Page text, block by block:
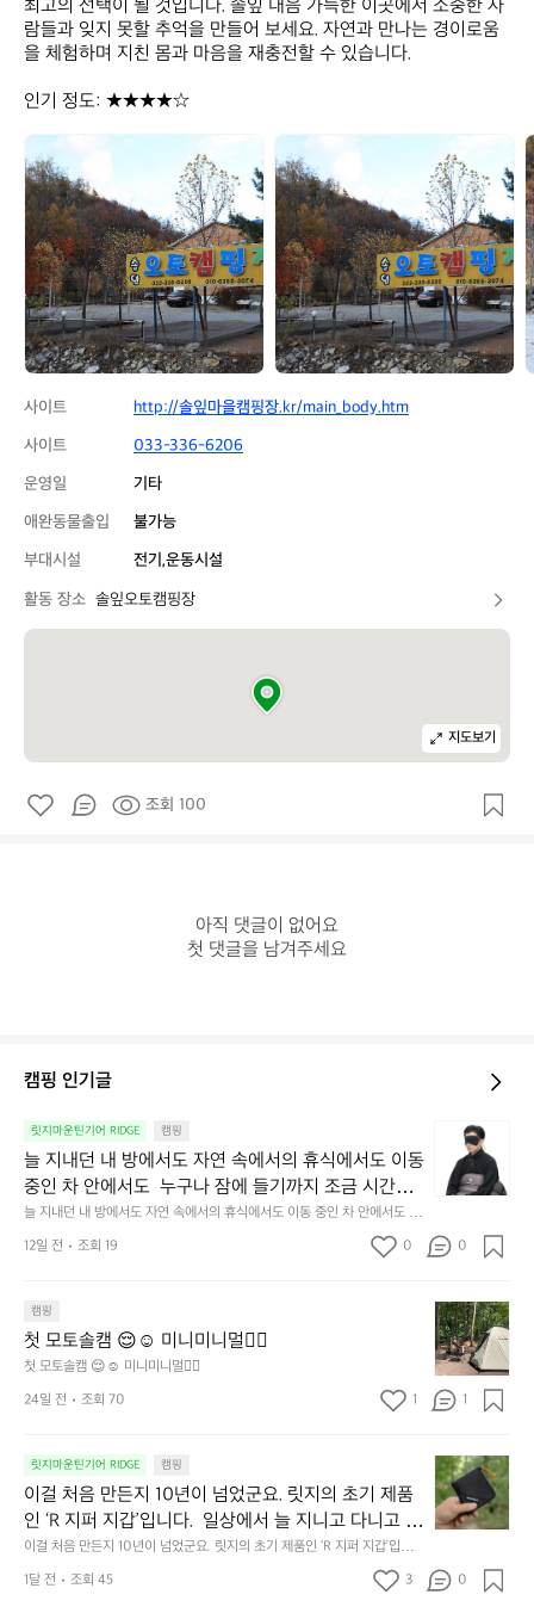
최고의 선택이 될 것입니다. 솔잎 내음 가득한 이곳에서 소중한 사
람들과 잊지 못할 추억을 만들어 보세요. 자연과 만나는 경이로움
을 체험하며 지친 몸과 마음을 재충전할 수 있습니다.
인기 정도: ★★★★☆
솔
잎
오
토
캠
핑
장
솔
잎
오
토
캠
핑
장
사이트
http://솔잎마을캠핑장.kr/main_body.htm
사이트
033-336-6206
운영일
기타
애완동물출입
불가능
부대시설
전기,운동시설
활동 장소 솔잎오토캠핑장
지도보기
조회 100
아직 댓글이 없어요
첫 댓글을 남겨주세요
캠핑 인기글
릿지마운틴기어 RIDGE 캠핑
늘 지내던 내 방에서도 자연 속에서의 휴식에서도 이동
중인 차 안에서도  누구나 잠에 들기까지 조금 시간이
걸리는 순간이 있습니다.  그럴 때는 차분하게 눈을 가
려보세요. 마치 암막 커튼을 조용히 내리듯이.  Polarte
c® Wind Pro™의 온기가 눈가를 포근히 감싸줍니다.
줍니다.  이 슬립 웜을 쓰는 것만으로 그곳은 나만의 밤
이 됩니다.  안녕히 주무세요.
늘 지내던 내 방에서도 자연 속에서의 휴식에서도 이동 중인 차 안에서도  누
구나 잠에 들기까지 조금 시간이 걸리는 순간이 있습니다.  그럴 때는 차분하
게 눈을 가려보세요. 마치 암막 커튼을 조용히 내리듯이.  Polartec® Wind
밤이 됩니다.  안녕히 주무세요.
내
던
방
도
자
연
속
에
의
휴
식
에
도
이
12일 전 조회 19 0 0
캠핑
첫 모토솔캠 😌☺️ 미니미니멀👌🏼
첫 모토솔캠 😌☺️ 미니미니멀👌🏼
첫
모
토
솔
캠
☺️
미
니
미
멀
👌🏼
24일 전 조회 70 1 1
릿지마운틴기어 RIDGE 캠핑
이걸 처음 만든지 10년이 넘었군요. 릿지의 초기 제품
인 ‘R 지퍼 지갑’입니다.  일상에서 늘 지니고 다니고 싶
어지는 물건에는 크기, 무게, 형태, 색감 사이의 아주 미
묘한 밸런스가 존재합니다.  예를 들자면 일에 집중하
느라 책상 위 가장자리에 대충 걸쳐 놓아도 시야에 걸
이걸 처음 만든지 10년이 넘었군요. 릿지의 초기 제품인 ‘R 지퍼 지갑’입니
다.  일상에서 늘 지니고 다니고 싶어지는 물건에는 크기, 무게, 형태, 색감
사이의 아주 미묘한 밸런스가 존재합니다.  예를 들자면 일에 집중하느라 책
이
걸
처
음
든
1달 전 조회 45 3 0